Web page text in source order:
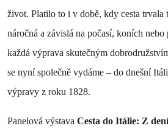
život. Platilo to i v době, kdy cesta
náročná a závislá na počasí, koních nebo
každá výprava skutečným
se nyní společně vydáme – do dnešní
výpravy z roku 1828.
Panelová výstava Cesta do Itálie: Z